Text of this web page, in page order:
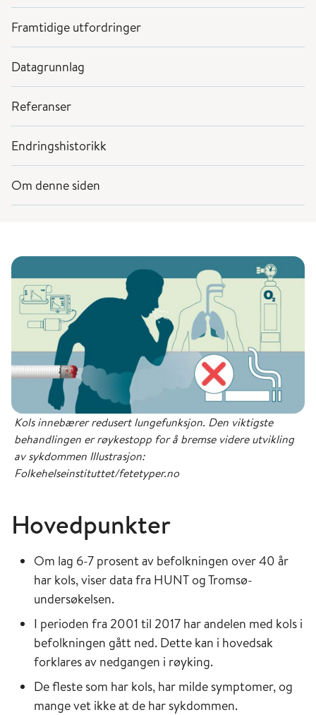
Framtidige utfordringer
Datagrunnlag
Referanser
Endringshistorikk
Om denne siden
Kols innebærer redusert lungefunksjon. Den viktigste
behandlingen er røykestopp for å bremse videre utvikling
av sykdommen Illustrasjon:
Folkehelseinstituttet/fetetyper.no
Hovedpunkter
Om lag 6-7 prosent av befolkningen over 40 år
har kols, viser data fra HUNT og Tromsø-
undersøkelsen.
I perioden fra 2001 til 2017 har andelen med kols i
befolkningen gått ned. Dette kan i hovedsak
forklares av nedgangen i røyking.
De fleste som har kols, har milde symptomer, og
mange vet ikke at de har sykdommen.